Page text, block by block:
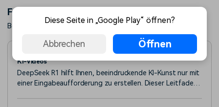
Featured Articles
Beliebte Artikel von Wondershare erfahren Sie mehr.
So verwenden Sie DeepSeek zur Erstellung von Bildern und
KI-Videos
DeepSeek R1 hilft Ihnen, beeindruckende KI-Kunst nur mit
einer Eingabeaufforderung zu erstellen. Dieser Leitfaden
Diese Seite in „Google Play“ öffnen?
Abbrechen Öffnen